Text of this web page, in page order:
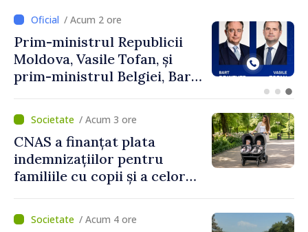
/ Acum 2 ore
Perspectivele cooperării
moldo-turce, discutate de
Prim-ministrul Vasile Tofan
/ Acum 3 ore
CNAS a finanțat plata
indemnizațiilor pentru
familiile cu copii și a celor
temporară de muncă
/ Acum 4 ore